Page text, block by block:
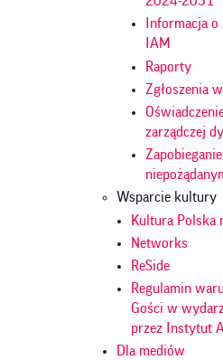
Informacja
IAM
Raporty
Zgłoszenia
zarządczej
Wsparcie kultury
Kultura Polska
Networks
ReSide
Regulamin
Gości w
przez Instytut
Dla mediów